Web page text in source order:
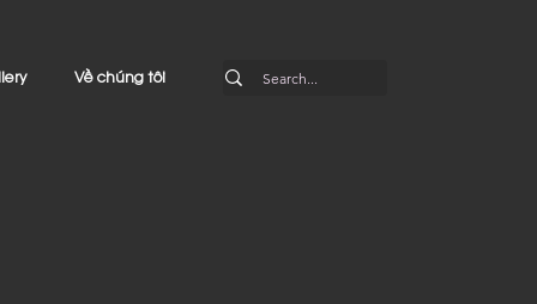
Về chúng tôi